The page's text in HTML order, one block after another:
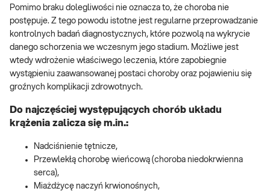
Pomimo braku dolegliwości nie oznacza to, że choroba nie
postępuje. Z tego powodu istotne jest regularne przeprowadzanie
kontrolnych badań diagnostycznych, które pozwolą na wykrycie
danego schorzenia we wczesnym jego stadium. Możliwe jest
wtedy wdrożenie właściwego leczenia, które zapobiegnie
wystąpieniu zaawansowanej postaci choroby oraz pojawieniu się
groźnych komplikacji zdrowotnych.
Do najczęściej występujących chorób układu
krążenia zalicza się m.in.:
Nadciśnienie tętnicze,
Przewlekłą chorobę wieńcową (choroba niedokrwienna
serca),
Miażdżycę naczyń krwionośnych,